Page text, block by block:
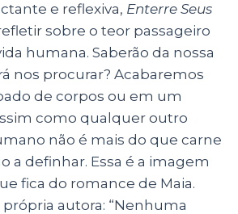
e reflexiva, Enterre Seus
sobre o teor passageiro
humana. Saberão da nossa
nos procurar? Acabaremos
de corpos ou em um
como qualquer outro
não é mais do que carne
a definhar. Essa é a imagem
fica do romance de Maia.
própria autora: “Nenhuma